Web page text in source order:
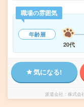
職場の雰囲気
年齢層
20代
気になる!
派遣会社 株式会